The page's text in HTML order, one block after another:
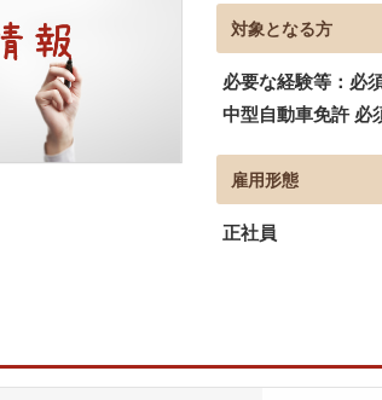
対象となる方
必要な経験等：必
中型自動車免許 必
雇用形態
正社員